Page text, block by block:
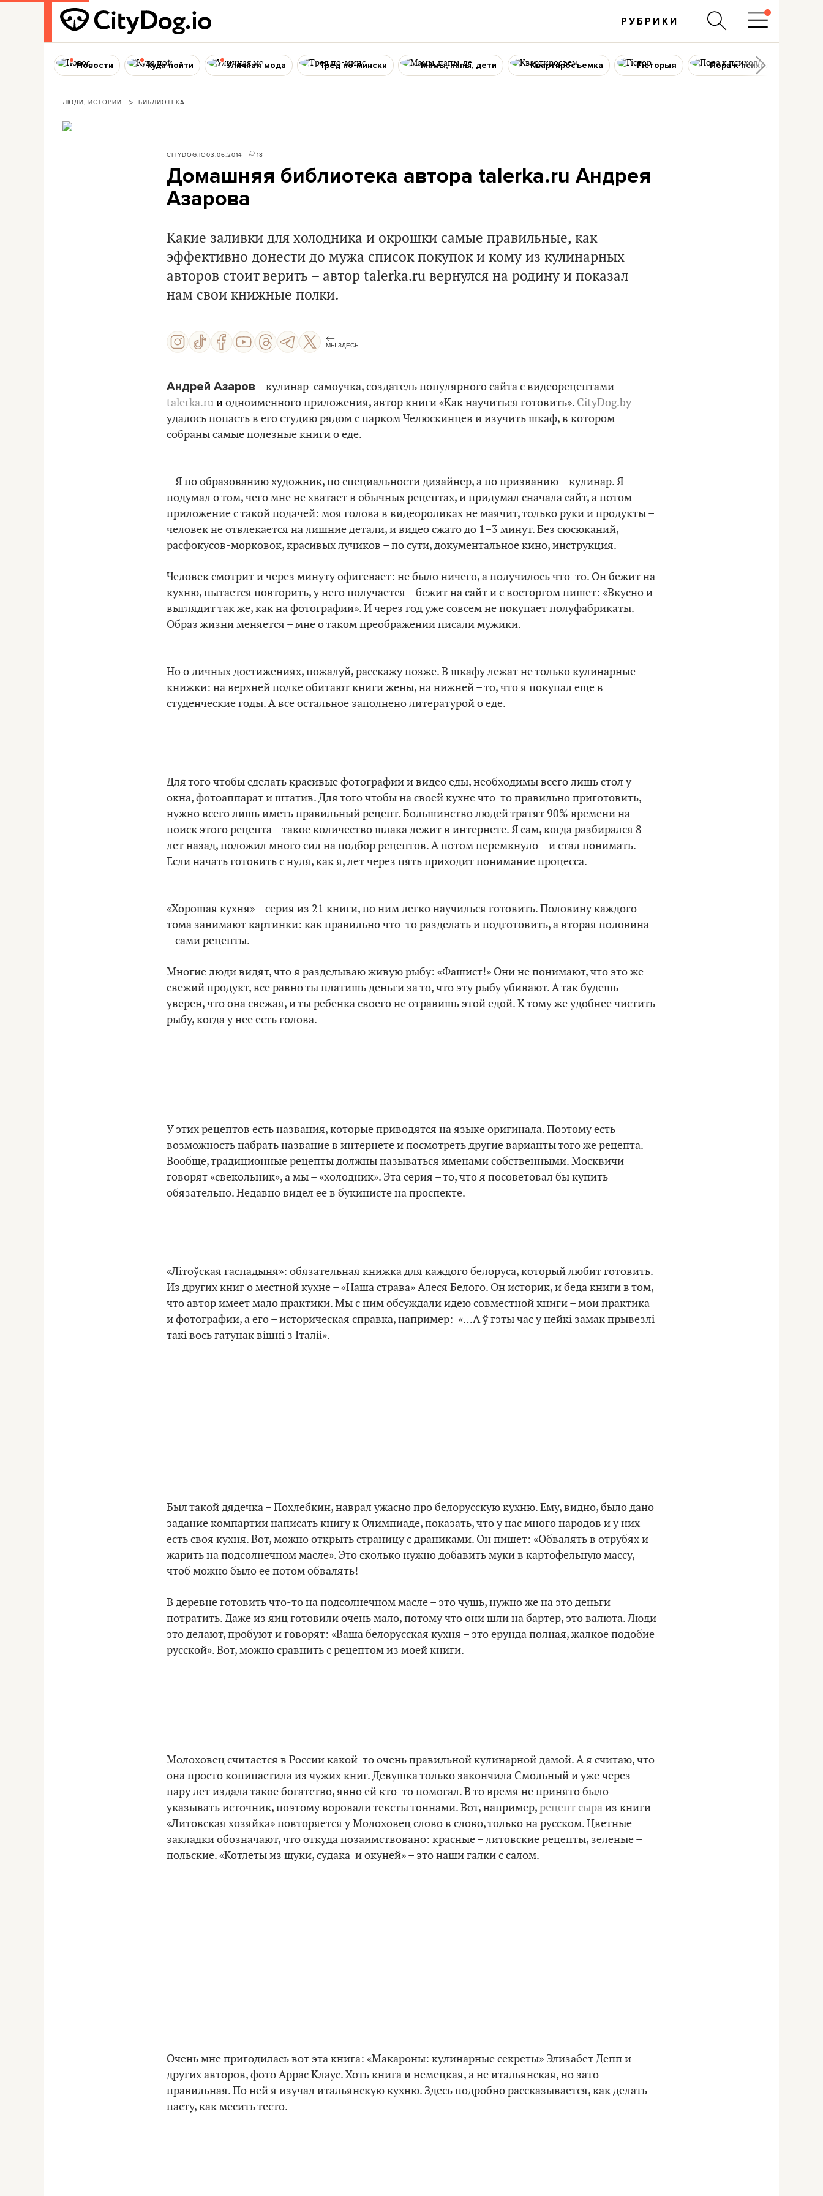
РУБРИКИ
Новости Куда пойти Уличная мода Тред по-мински Мамы, папы, дети Квартиросъемка Гісторыя Пора к психологу
ЛЮДИ, ИСТОРИИ БИБЛИОТЕКА
CITYDOG.IO03.06.2014 18
Домашняя библиотека автора talerka.ru Андрея
Азарова
Какие заливки для холодника и окрошки самые правильные, как
эффективно донести до мужа список покупок и кому из кулинарных
авторов стоит верить – автор talerka.ru вернулся на родину и показал
нам свои книжные полки.
МЫ ЗДЕСЬ
Андрей Азаров – кулинар-самоучка, создатель популярного сайта c видеорецептами
talerka.ruиодноименного приложения, автор книги «Как научиться готовить». CityDog.by
удалось попасть в его студию рядом с парком Челюскинцев и изучить шкаф, в котором
собраны самые полезные книги о еде.
– Я по образованию художник, по специальности дизайнер, а по призванию – кулинар. Я
подумал о том, чего мне не хватает в обычных рецептах, и придумал сначала сайт, а потом
приложение с такой подачей: моя голова в видеороликах не маячит, только руки и продукты –
человек не отвлекается на лишние детали, и видео сжато до 1–3 минут. Без сюсюканий,
расфокусов-морковок, красивых лучиков – по сути, документальное кино, инструкция.
Человек смотрит и через минуту офигевает: не было ничего, а получилось что-то. Он бежит на
кухню, пытается повторить, у него получается – бежит на сайт и с восторгом пишет: «Вкусно и
выглядит так же, как на фотографии». И через год уже совсем не покупает полуфабрикаты.
Образ жизни меняется – мне о таком преображении писали мужики.
Но о личных достижениях, пожалуй, расскажу позже. В шкафу лежат не только кулинарные
книжки: на верхней полке обитают книги жены, на нижней – то, что я покупал еще в
студенческие годы. А все остальное заполнено литературой о еде.
Для того чтобы сделать красивые фотографии и видео еды, необходимы всего лишь стол у
окна, фотоаппарат и штатив. Для того чтобы на своей кухне что-то правильно приготовить,
нужно всего лишь иметь правильный рецепт. Большинство людей тратят 90% времени на
поиск этого рецепта – такое количество шлака лежит в интернете. Я сам, когда разбирался 8
лет назад, положил много сил на подбор рецептов. А потом перемкнуло – и стал понимать.
Если начать готовить с нуля, как я, лет через пять приходит понимание процесса.
«Хорошая кухня» – серия из 21 книги, по ним легко научилься готовить. Половину каждого
тома занимают картинки: как правильно что-то разделать и подготовить, а вторая половина
– сами рецепты.
Многие люди видят, что я разделываю живую рыбу: «Фашист!» Они не понимают, что это же
свежий продукт, все равно ты платишь деньги за то, что эту рыбу убивают. А так будешь
уверен, что она свежая, и ты ребенка своего не отравишь этой едой. К тому же удобнее чистить
рыбу, когда у нее есть голова.
У этих рецептов есть названия, которые приводятся на языке оригинала. Поэтому есть
возможность набрать название в интернете и посмотреть другие варианты того же рецепта.
Вообще, традиционные рецепты должны называться именами собственными. Москвичи
говорят «свекольник», а мы – «холодник». Эта серия – то, что я посоветовал бы купить
обязательно. Недавно видел ее в букинисте на проспекте.
«Літоўская гаспадыня»: обязательная книжка для каждого белоруса, который любит готовить.
Из других книг о местной кухне – «Наша страва» Алеся Белого. Он историк, и беда книги в том,
что автор имеет мало практики. Мы с ним обсуждали идею совместной книги – мои практика
и фотографии, а его – историческая справка, например: «…А ў гэты час у нейкі замак прывезлі
такі вось гатунак вішні з Італіі».
Был такой дядечка – Похлебкин, наврал ужасно про белорусскую кухню. Ему, видно, было дано
задание компартии написать книгу к Олимпиаде, показать, что у нас много народов и у них
есть своя кухня. Вот, можно открыть страницу с драниками. Он пишет: «Обвалять в отрубях и
жарить на подсолнечном масле». Это сколько нужно добавить муки в картофельную массу,
чтоб можно было ее потом обвалять!
В деревне готовить что-то на подсолнечном масле – это чушь, нужно же на это деньги
потратить. Даже из яиц готовили очень мало, потому что они шли на бартер, это валюта.Люди
это делают, пробуют и говорят: «Ваша белорусская кухня – это ерунда полная, жалкое подобие
русской». Вот, можно сравнить с рецептом из моей книги.
Молоховец считается в России какой-то очень правильной кулинарной дамой. А я считаю, что
она просто копипастила из чужих книг. Девушка только закончила Смольный и уже через
пару лет издала такое богатство, явно ей кто-то помогал. В то время не принято было
указывать источник, поэтому воровали тексты тоннами. Вот, например,рецепт сыраиз книги
«Литовская хозяйка» повторяется у Молоховец слово в слово, только на русском. Цветные
закладки обозначают, что откуда позаимствовано: красные – литовские рецепты, зеленые –
польские. «Котлеты из щуки, судака и окуней»– это наши галки с салом.
Очень мне пригодилась вот эта книга: «Макароны: кулинарные секреты» Элизабет Депп и
других авторов, фото Аррас Клаус. Хоть книга и немецкая, а не итальянская, но зато
правильная. По ней я изучал итальянскую кухню. Здесь подробно рассказывается, как делать
пасту, как месить тесто.